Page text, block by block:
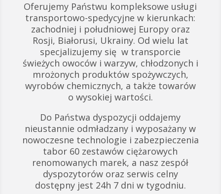
Oferujemy Państwu kompleksowe usługi
transportowo-spedycyjne w kierunkach:
zachodniej i południowej Europy oraz
Rosji, Białorusi, Ukrainy. Od wielu lat
specjalizujemy się w transporcie
świeżych owoców i warzyw, chłodzonych i
mrożonych produktów spożywczych,
wyrobów chemicznych, a także towarów
o wysokiej wartości.
Do Państwa dyspozycji oddajemy
nieustannie odmładzany i wyposażany w
nowoczesne technologie i zabezpieczenia
tabor 60 zestawów ciężarowych
renomowanych marek, a nasz zespół
dyspozytorów oraz serwis celny
dostępny jest 24h 7 dni w tygodniu.